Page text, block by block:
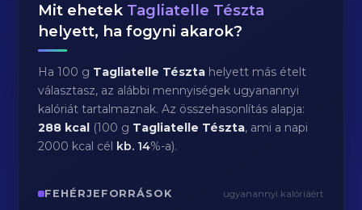
Mit ehetek Tagliatelle Tészta
helyett, ha fogyni akarok?
Ha 100 g Tagliatelle Tészta helyett más ételt
választasz, az alábbi mennyiségek ugyanannyi
kalóriát tartalmaznak. Az összehasonlítás alapja:
288 kcal (100 g Tagliatelle Tészta, ami a napi
2000 kcal cél kb. 14%-a).
FEHÉRJEFORRÁSOK ugyanannyi kalóriáért